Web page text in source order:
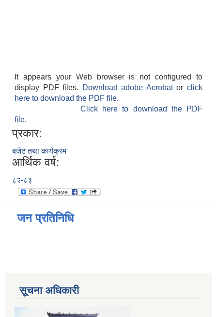
It appears your Web browser is not configured to
display PDF files.
Download adobe Acrobatorclick
here to download the PDF file.
Click here to download the PDF
file.
प्रकार:
बजेट तथा कार्यक्रम
आर्थिक वर्ष:
८२-८३
जन प्रतिनिधि
सूचना अधिकारी